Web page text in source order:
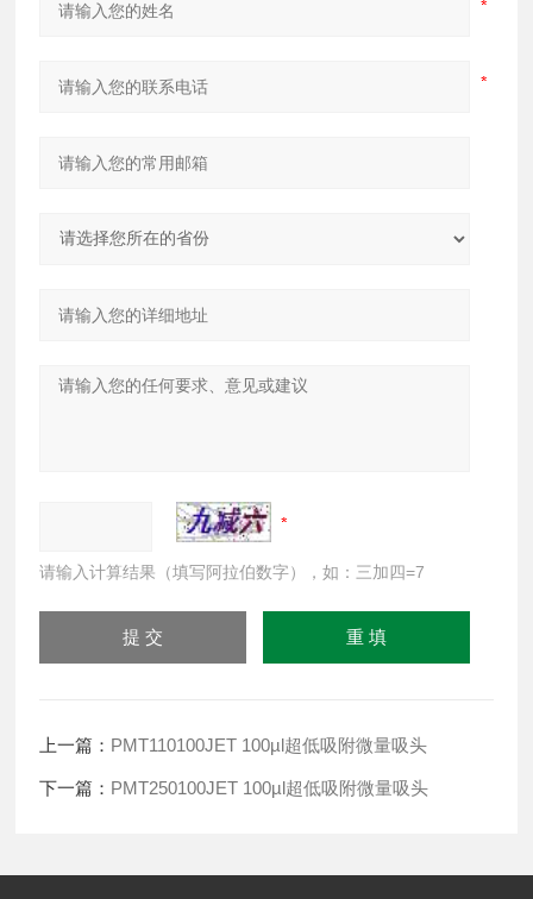
请输入计算结果（填写阿拉伯数字），如：三加四=7
上一篇： PMT110100JET 100µl超低吸附微量吸头
下一篇： PMT250100JET 100µl超低吸附微量吸头